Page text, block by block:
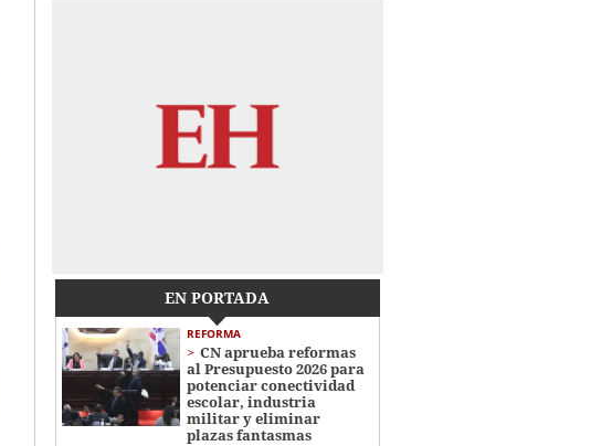
EN PORTADA
REFORMA
CN aprueba reformas
al Presupuesto 2026 para
potenciar conectividad
escolar, industria
militar y eliminar
plazas fantasmas